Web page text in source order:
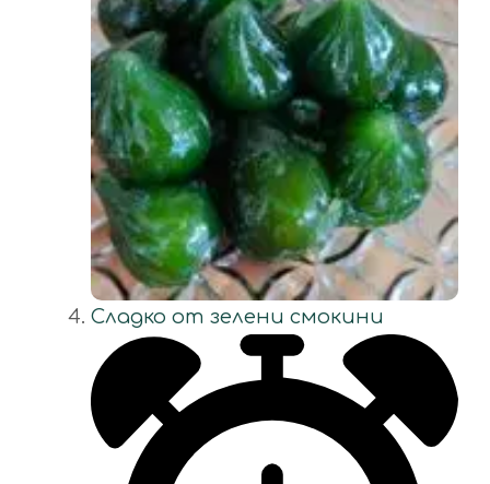
Сладко от зелени смокини